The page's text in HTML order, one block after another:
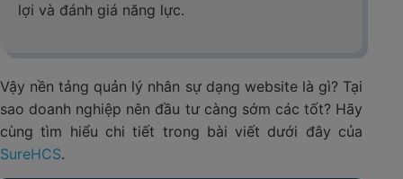
lợi và đánh giá năng lực.
Vậy nền tảng quản lý nhân sự dạng website là gì? Tại
sao doanh nghiệp nên đầu tư càng sớm các tốt? Hãy
cùng tìm hiểu chi tiết trong bài viết dưới đây của
SureHCS.